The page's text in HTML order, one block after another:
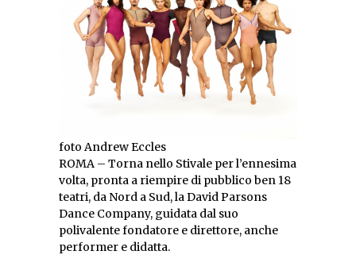
foto Andrew Eccles
ROMA – Torna nello Stivale per l’ennesima
volta, pronta a riempire di pubblico ben 18
teatri, da Nord a Sud, la David Parsons
Dance Company, guidata dal suo
polivalente fondatore e direttore, anche
performer e didatta.